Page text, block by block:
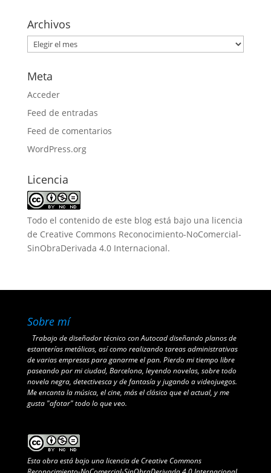
Archivos
Archivos
Meta
Acceder
Feed de entradas
Feed de comentarios
WordPress.org
Licencia
Todo el contenido de este blog está bajo una licencia
de Creative Commons Reconocimiento-NoComercial-
SinObraDerivada 4.0 Internacional.
Sobre mí
Trabajo de diseñador técnico con Autocad diseñando planos de
estanterías metálicas, así como realizando tareas administrativas
de varias empresas para ganarme el pan. Pierdo mi tiempo libre
paseando por mi ciudad, Barcelona, leyendo novelas, sobre todo
novela negra, detectivesca y de fantasía y jugando a videojuegos.
Me encanta la música, el cine, más el clásico que el actual, y me
gusta "afotar" todo lo que veo.
Esta obra está bajo unalicencia de Creative Commons